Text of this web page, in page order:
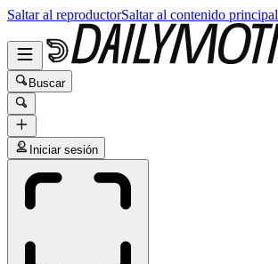
Saltar al reproductorSaltar al contenido principal
Buscar
Iniciar sesión